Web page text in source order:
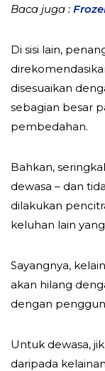
Baca juga :
Di sisi lain,
disesuaikan
sebagian besar
pembedahan.
Bahkan,
dewasa – dan
dilakukan
keluhan lain
Sayangnya,
akan hilang
dengan
Untuk dewasa,
daripada